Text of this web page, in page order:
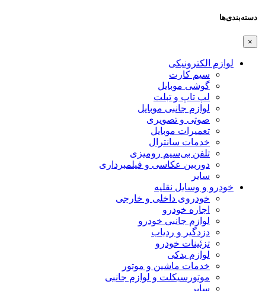
دسته‌بندی‌ها
×
لوازم الکترونیکی
سیم کارت
گوشی موبایل
لپ تاپ و تبلت
لوازم جانبی موبایل
صوتی و تصویری
تعمیرات موبایل
خدمات سانترال
تلفن بی‌سیم رومیزی
دوربین عکاسی و فیلمبرداری
سایر
خودرو و وسایل نقلیه
خودروی داخلی و خارجی
اجاره خودرو
لوازم جانبی خودرو
دزدگیر و ردیاب
تزئینات خودرو
لوازم یدکی
خدمات ماشین و موتور
موتورسیکلت و لوازم جانبی
سایر